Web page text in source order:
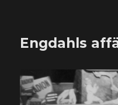
Engdahls